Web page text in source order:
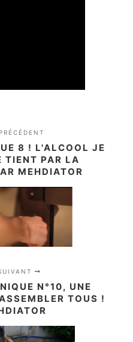
8 ! L'ALCOOL JE
TIENT PAR LA
MEHDIATOR
N°10, UNE
TOUS !